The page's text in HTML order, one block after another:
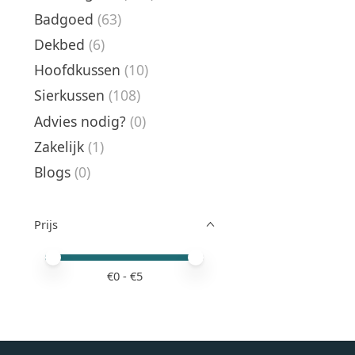
Badgoed (63)
Dekbed (6)
Hoofdkussen (10)
Sierkussen (108)
Advies nodig? (0)
Zakelijk (1)
Blogs (0)
Prijs
Minimale prijswaarde
Price maximum value
€0- €5